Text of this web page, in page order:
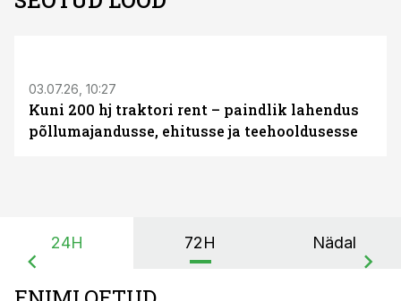
03.07.26, 10:27
Kuni 200 hj traktori rent – paindlik lahendus
põllumajandusse, ehitusse ja teehooldusesse
24H 72H Nädal